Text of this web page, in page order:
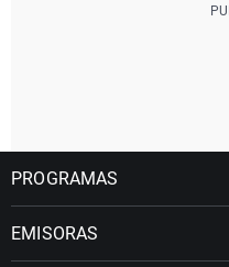
PROGRAMAS
EMISORAS